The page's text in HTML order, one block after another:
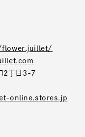
flower.juillet/
2丁目3-7
online.stores.jp